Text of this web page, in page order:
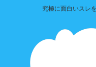
究極に面白いスレ